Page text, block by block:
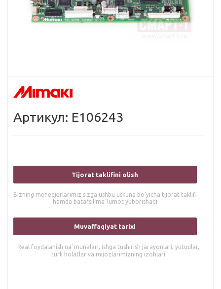
Артикул: E106243
Tijorat taklifini olish
Bizning menedjerlarimiz sizga ushbu uskuna bo’yicha tijorat taklifi
hamda batafsil ma`lumot yuborishadi
Muvaffaqiyat tarixi
Real foydalanish na`munalari, ishga tushirish jarayonlari, yutuqlar,
turli holatlar va mijozlarimizning izohlari